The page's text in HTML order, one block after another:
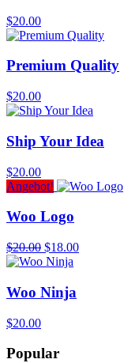
$20.00
Premium Quality
$20.00
Ship Your Idea
$20.00
Angebot!
Woo Logo
$20.00 Ursprünglicher
Preis
$20.00
$18.00Aktueller
Woo Ninja
$20.00
Popular